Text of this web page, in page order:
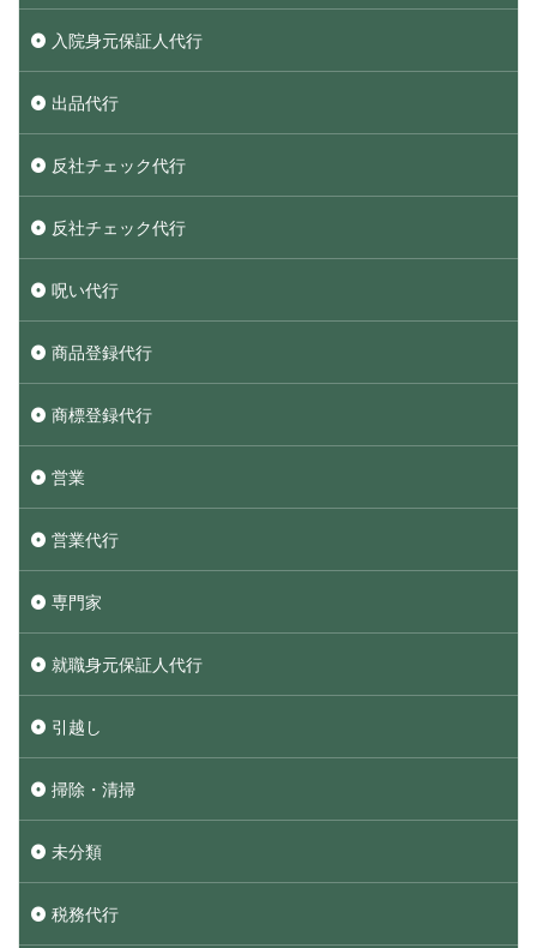
入院身元保証人代行
出品代行
反社チェック代行
反社チェック代行
呪い代行
商品登録代行
商標登録代行
営業
営業代行
専門家
就職身元保証人代行
引越し
掃除・清掃
未分類
税務代行